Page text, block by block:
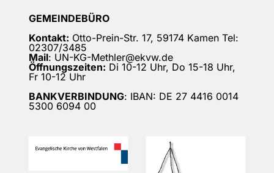
GEMEINDEBÜRO
Kontakt: Otto-Prein-Str. 17, 59174 Kamen Tel:
02307/3485
Mail: UN-KG-Methler@ekvw.de
Öffnungszeiten: Di 10-12 Uhr, Do 15-18 Uhr,
Fr 10-12 Uhr
BANKVERBINDUNG: IBAN: DE 27 4416 0014
5300 6094 00